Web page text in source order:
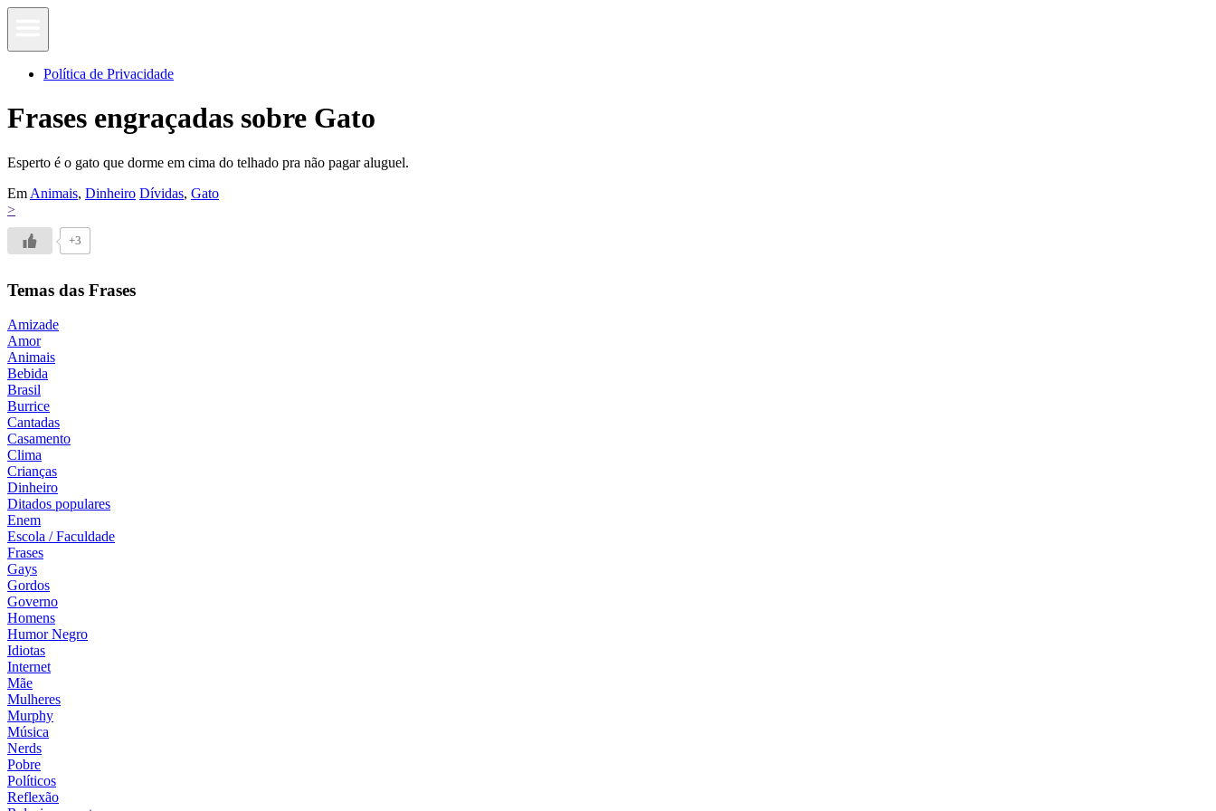
Política de Privacidade
Frases engraçadas sobre Gato
Esperto é o gato que dorme em cima do telhado pra não pagar aluguel.
Em Animais, Dinheiro Dívidas, Gato
>
+3
Temas das Frases
Amizade
Amor
Animais
Bebida
Brasil
Burrice
Cantadas
Casamento
Clima
Crianças
Dinheiro
Ditados populares
Enem
Escola / Faculdade
Frases
Gays
Gordos
Governo
Homens
Humor Negro
Idiotas
Internet
Mãe
Mulheres
Murphy
Música
Nerds
Pobre
Políticos
Reflexão